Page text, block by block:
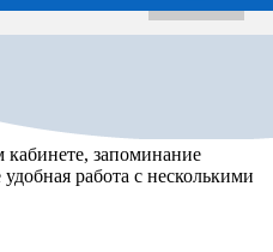
кабинете, запоминание
удобная работа с несколькими